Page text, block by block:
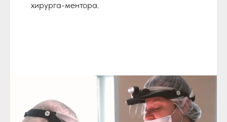
хирурга-ментора.